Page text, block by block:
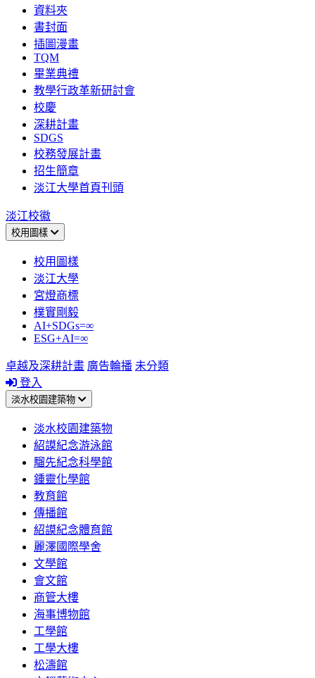
資料夾
書封面
插圖漫畫
TQM
畢業典禮
教學行政革新研討會
校慶
深耕計畫
SDGS
校務發展計畫
招生簡章
淡江大學首頁刊頭
淡江校徽
校用圖樣
校用圖樣
淡江大學
宮燈商標
樸實剛毅
AI+SDGs=∞
ESG+AI=∞
卓越及深耕計畫 廣告輪播 未分類
登入
淡水校園建築物
淡水校園建築物
紹謨紀念游泳館
騮先紀念科學館
鍾靈化學館
教育館
傳播館
紹謨紀念體育館
麗澤國際學舍
文學館
會文館
商管大樓
海事博物館
工學館
工學大樓
松濤館